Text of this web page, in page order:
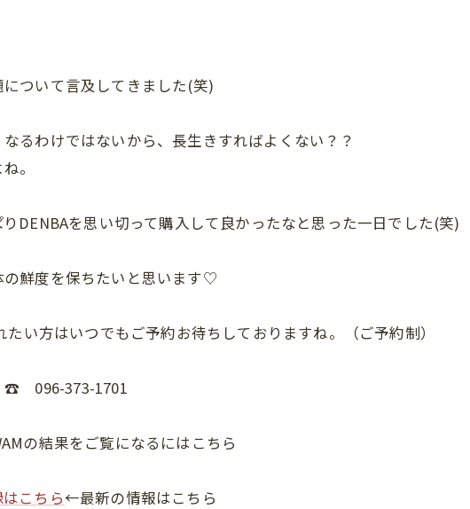
ついて言及してきました(笑)
るわけではないから、長生きすればよくない？？
。
DENBAを思い切って購入して良かったなと思った一日でした(笑)
鮮度を保ちたいと思います♡
たい方はいつでもご予約お待ちしておりますね。（ご予約制）
☎ 096-373-1701
の結果をご覧になるにはこちら
こちら←最新の情報はこちら